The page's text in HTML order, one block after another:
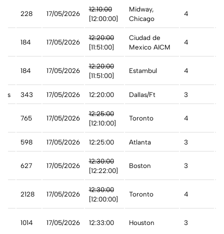
228 17/05/2026
12:10:00
[12:00:00]
Midway,
Chicago
4
184 17/05/2026
12:20:00
[11:51:00]
Ciudad de
Mexico AICM
4
184 17/05/2026
12:20:00
[11:51:00]
Estambul 4
343 17/05/2026 12:20:00 Dallas/Ft 3
765 17/05/2026
12:25:00
[12:10:00]
Toronto 4
598 17/05/2026 12:25:00 Atlanta 3
627 17/05/2026
12:30:00
[12:22:00]
Boston 3
2128 17/05/2026
12:30:00
[12:00:00]
Toronto 4
1014 17/05/2026 12:33:00 Houston 3